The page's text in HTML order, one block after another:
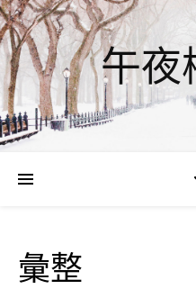
午夜
彙整